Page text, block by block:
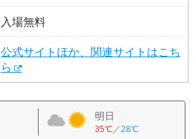
入場無料
公式サイトほか、関連サイトはこち
ら
明日
35℃／28℃